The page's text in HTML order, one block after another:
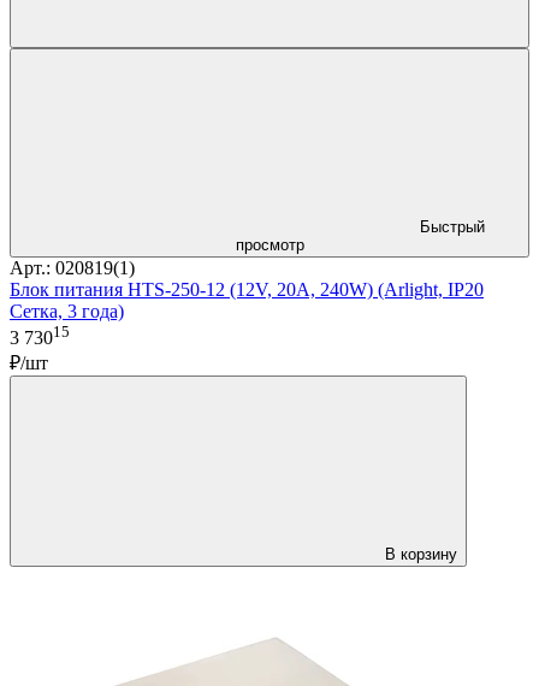
Быстрый
просмотр
Арт.: 020819(1)
Блок питания HTS-250-12 (12V, 20A, 240W) (Arlight, IP20
Сетка, 3 года)
3 73015
₽/шт
В корзину